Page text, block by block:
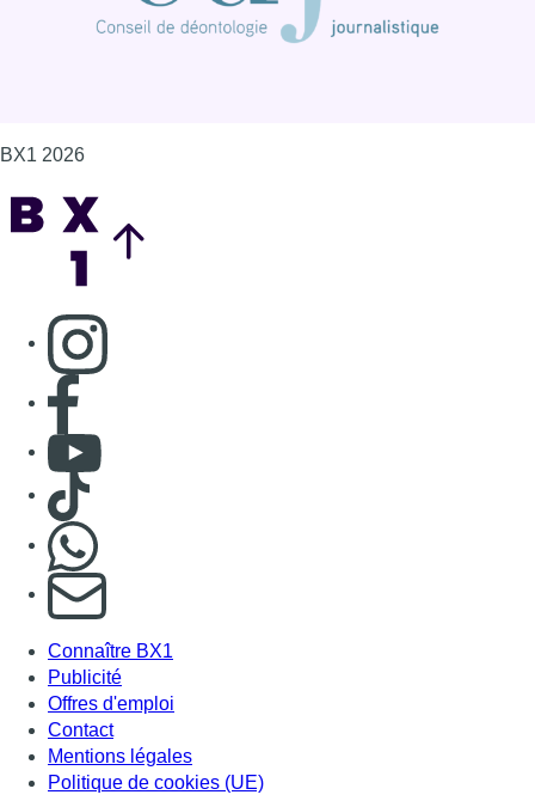
BX1 2026
Consulter page Instagram
Consulter page Facebook
Consulter Youtube
Consulter TikTok
S'abonner à notre newsletter
Connaître BX1
Publicité
Offres d'emploi
Contact
Mentions légales
Politique de cookies (UE)